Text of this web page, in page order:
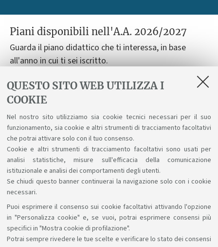
QUESTO SITO WEB UTILIZZA I
COOKIE
Nel nostro sito utilizziamo sia cookie tecnici necessari per il suo
funzionamento, sia cookie e altri strumenti di tracciamento facoltativi
che potrai attivare solo con il tuo consenso.
Cookie e altri strumenti di tracciamento facoltativi sono usati per
analisi statistiche, misure sull'efficacia della comunicazione
istituzionale e analisi dei comportamenti degli utenti.
Se chiudi questo banner continuerai la navigazione solo con i cookie
necessari.
Puoi esprimere il consenso sui cookie facoltativi attivando l'opzione
in "Personalizza cookie" e, se vuoi, potrai esprimere consensi più
specifici in "Mostra cookie di profilazione".
Potrai sempre rivedere le tue scelte e verificare lo stato dei consensi
Piani disponibili nell'A.A. 2026/2027
Guarda il piano didattico che ti interessa, in base
all'anno in cui ti sei iscritto.
Piano didattico per gli studenti immatricolati nell'a.a.
2026-27
Piano didattico per gli studenti immatricolati nell'a.a.
2025-26
Sosteniamo il diritto alla conoscenza
Seguici su: